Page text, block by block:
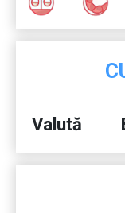
Valută